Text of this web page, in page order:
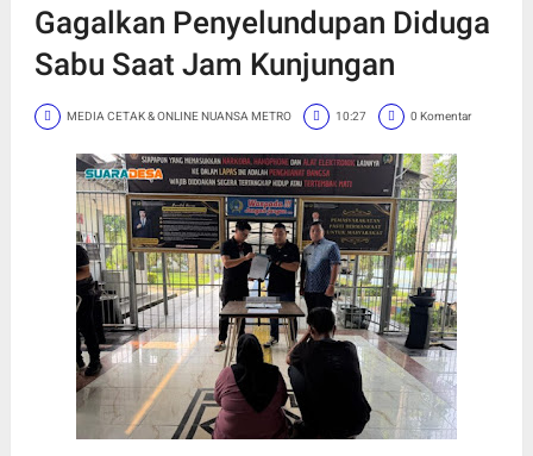
Gagalkan Penyelundupan Diduga
Sabu Saat Jam Kunjungan
MEDIA CETAK & ONLINE NUANSA METRO 10:27 0 Komentar